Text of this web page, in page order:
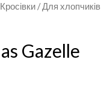
Кросівки /Для хлопчиків
Gazelle